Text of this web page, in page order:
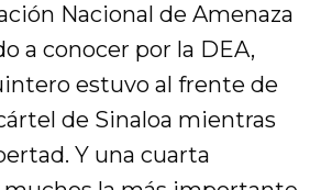
Nacional de Amenaza
a conocer por la DEA,
estuvo al frente de
de Sinaloa mientras
Y una cuarta